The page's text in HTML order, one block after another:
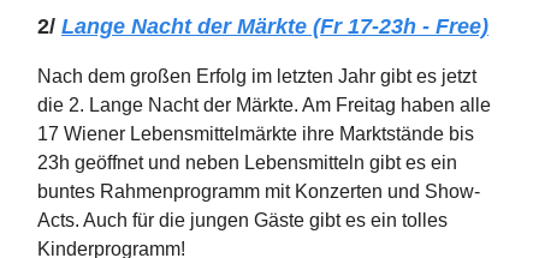
2/ Lange Nacht der Märkte (Fr 17-23h - Free)
Nach dem großen Erfolg im letzten Jahr gibt es jetzt
die 2. Lange Nacht der Märkte. Am Freitag haben alle
17 Wiener Lebensmittelmärkte ihre Marktstände bis
23h geöffnet und neben Lebensmitteln gibt es ein
buntes Rahmenprogramm mit Konzerten und Show-
Acts. Auch für die jungen Gäste gibt es ein tolles
Kinderprogramm!